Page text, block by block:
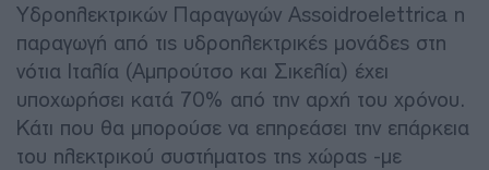
Υδροηλεκτρικών Παραγωγών Assoidroelettrica η
παραγωγή από τις υδροηλεκτρικές μονάδες στη
νότια Ιταλία (Αμπρούτσο και Σικελία) έχει
υποχωρήσει κατά 70% από την αρχή του χρόνου.
Κάτι που θα μπορούσε να επηρεάσει την επάρκεια
του ηλεκτρικού συστήματος της χώρας -με